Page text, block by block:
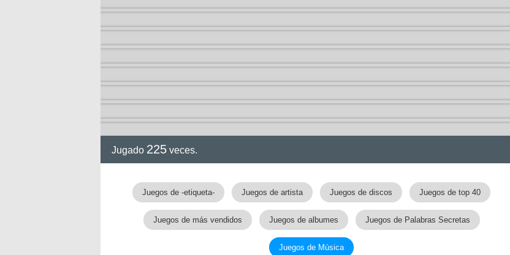
Jugado 225 veces.
Juegos de -etiqueta- Juegos de artista Juegos de discos Juegos de top 40
Juegos de más vendidos Juegos de albumes Juegos de Palabras Secretas
Juegos de Música